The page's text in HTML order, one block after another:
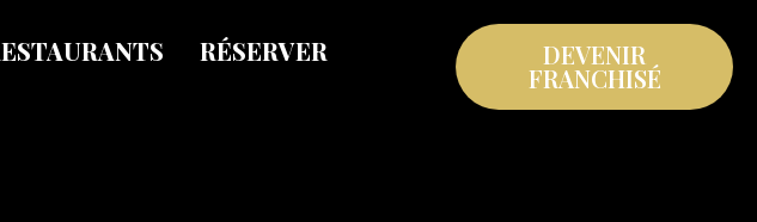
RÉSERVER
DEVENIR
FRANCHISÉ